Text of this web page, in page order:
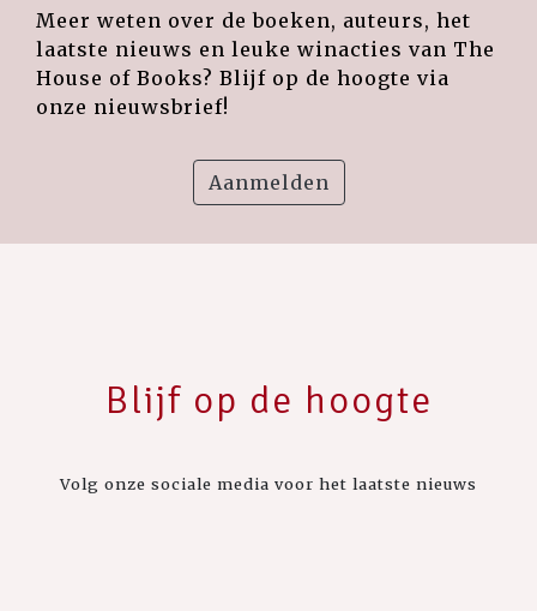
Meer weten over de boeken, auteurs, het
laatste nieuws en leuke winacties van The
House of Books? Blijf op de hoogte via
onze nieuwsbrief!
Aanmelden
Blijf op de hoogte
Volg onze sociale media voor het laatste nieuws